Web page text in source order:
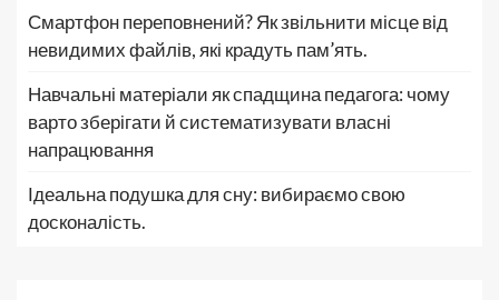
Смартфон переповнений? Як звільнити місце від
невидимих файлів, які крадуть пам’ять.
Навчальні матеріали як спадщина педагога: чому
варто зберігати й систематизувати власні
напрацювання
Ідеальна подушка для сну: вибираємо свою
досконалість.